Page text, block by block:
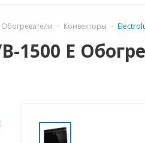
Обогреватели Конвекторы
1500 E